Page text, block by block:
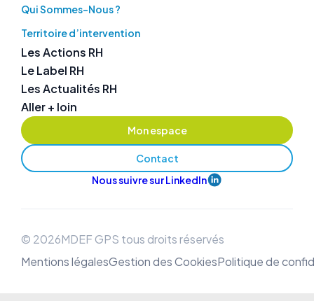
Qui Sommes-Nous ?
Territoire d’intervention
Les Actions RH
Le Label RH
Les Actualités RH
Aller + loin
Mon espace
Contact
Nous suivre sur LinkedIn
© 2026MDEF GPS tous droits réservés
Mentions légalesGestion des CookiesPolitique de